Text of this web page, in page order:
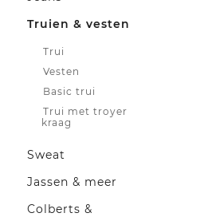
Truien & vesten
Trui
Vesten
Basic trui
Trui met troyer
kraag
Sweat
Jassen & meer
Colberts &